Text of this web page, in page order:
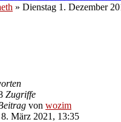
» Dienstag 1. Dezember
Zugriffe
von wozim
März 2021, 13:35